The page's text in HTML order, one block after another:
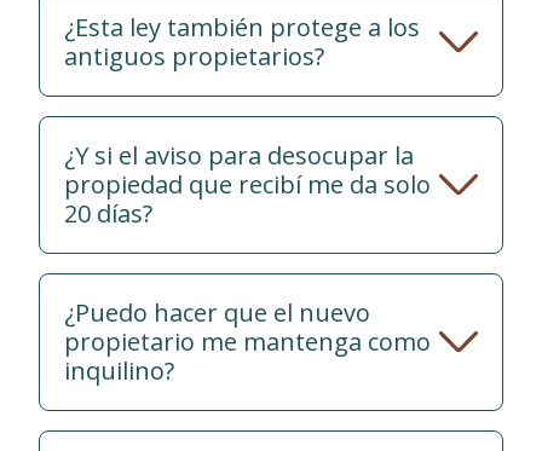
¿Esta ley también protege a los
antiguos propietarios?
¿Y si el aviso para desocupar la
propiedad que recibí me da solo
20 días?
¿Puedo hacer que el nuevo
propietario me mantenga como
inquilino?